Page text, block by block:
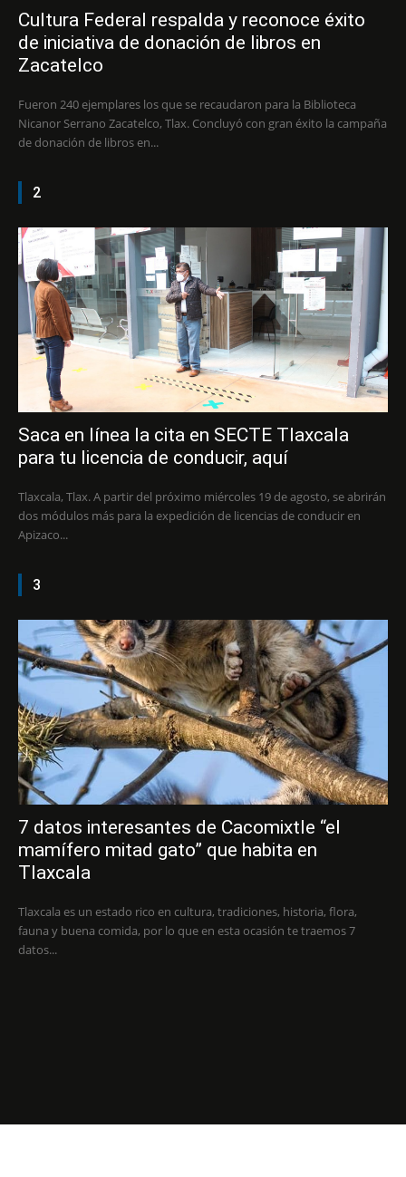
Cultura Federal respalda y reconoce éxito
de iniciativa de donación de libros en
Zacatelco
Fueron 240 ejemplares los que se recaudaron para la Biblioteca
Nicanor Serrano Zacatelco, Tlax. Concluyó con gran éxito la campaña
de donación de libros en...
2
Saca en línea la cita en SECTE Tlaxcala
para tu licencia de conducir, aquí
Tlaxcala, Tlax. A partir del próximo miércoles 19 de agosto, se abrirán
dos módulos más para la expedición de licencias de conducir en
Apizaco...
3
7 datos interesantes de Cacomixtle “el
mamífero mitad gato” que habita en
Tlaxcala
Tlaxcala es un estado rico en cultura, tradiciones, historia, flora,
fauna y buena comida, por lo que en esta ocasión te traemos 7
datos...